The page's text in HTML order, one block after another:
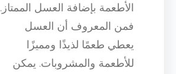
الأطعمة بإضافة العسل الممتاز.
فمن المعروف أن العسل
يعطي طعمًا لذيذًا ومميزًا
للأطعمة والمشروبات. يمكن